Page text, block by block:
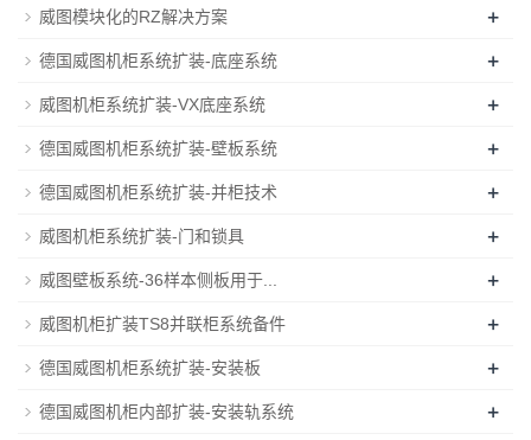
威图模块化的RZ解决方案 +
德国威图机柜系统扩装-底座系统 +
威图机柜系统扩装-VX底座系统 +
德国威图机柜系统扩装-壁板系统 +
德国威图机柜系统扩装-并柜技术 +
威图机柜系统扩装-门和锁具 +
威图壁板系统-36样本侧板用于... +
威图机柜扩装TS8并联柜系统备件 +
德国威图机柜系统扩装-安装板 +
德国威图机柜内部扩装-安装轨系统 +